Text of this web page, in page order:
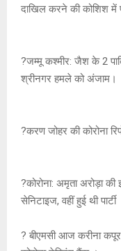
दाखिल करने की कोशिश में
?जम्मू कश्मीर: जैश के 2
श्रीनगर हमले को अंजाम।
?करण जोहर की कोरोना
?कोरोना: अमृता अरोड़ा
सेनिटाइज, वहीं हुई थी पार्टी
? बीएमसी आज करीना